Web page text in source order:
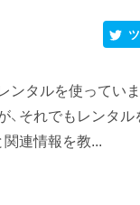
タルを使ってい
、それでもレンタ
連情報を教...